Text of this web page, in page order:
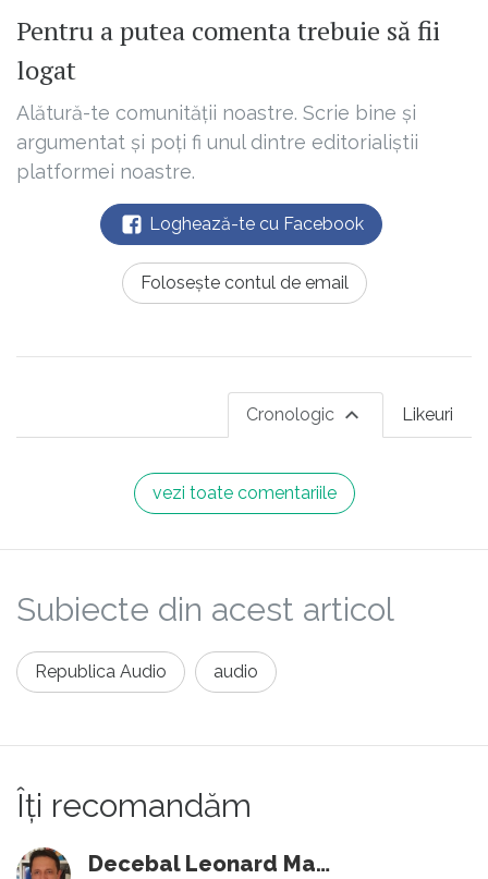
Pentru a putea comenta trebuie să fii
logat
Alătură-te comunității noastre. Scrie bine și
argumentat și poți fi unul dintre editorialiștii
platformei noastre.
Loghează-te cu Facebook
Folosește contul de email
Likeuri
Cronologic
vezi toate comentariile
Subiecte din acest articol
Republica Audio audio
Îți recomandăm
Decebal Leonard Marin